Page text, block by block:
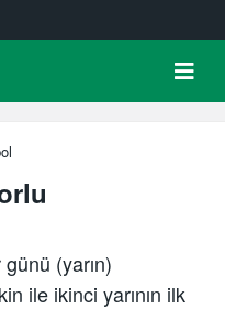
(yarın)
ile ikinci yarının ilk